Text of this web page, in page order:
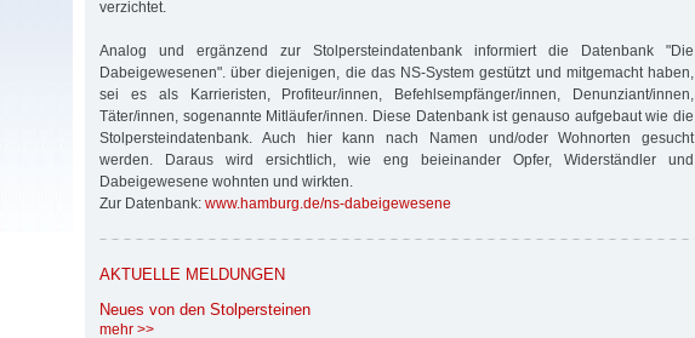
verzichtet.
Analog und ergänzend zur Stolpersteindatenbank informiert die Datenbank "Die
Dabeigewesenen". über diejenigen, die das NS-System gestützt und mitgemacht haben,
sei es als Karrieristen, Profiteur/innen, Befehlsempfänger/innen, Denunziant/innen,
Täter/innen, sogenannte Mitläufer/innen. Diese Datenbank ist genauso aufgebaut wie die
Stolpersteindatenbank. Auch hier kann nach Namen und/oder Wohnorten gesucht
werden. Daraus wird ersichtlich, wie eng beieinander Opfer, Widerständler und
Dabeigewesene wohnten und wirkten.
Zur Datenbank: www.hamburg.de/ns-dabeigewesene
AKTUELLE MELDUNGEN
Neues von den Stolpersteinen
mehr >>